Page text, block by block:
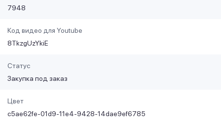
7948
Код видео для Youtube
8TkzgUzYkiE
Статус
Закупка под заказ
Цвет
c5ae62fe-01d9-11e4-9428-14dae9ef6785